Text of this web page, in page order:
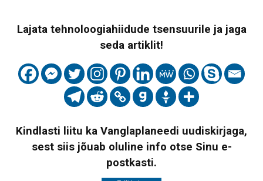
Lajata tehnoloogiahiidude tsensuurile ja jaga
seda artiklit!
Kindlasti liitu ka Vanglaplaneedi uudiskirjaga,
sest siis jõuab oluline info otse Sinu e-
postkasti.